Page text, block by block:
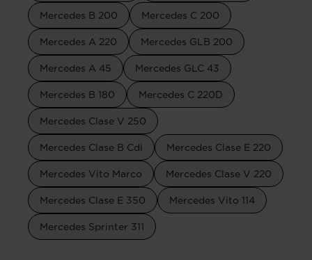
Mercedes B 200 Mercedes C 200
Mercedes A 220 Mercedes GLB 200
Mercedes A 45 Mercedes GLC 43
Mercedes B 180 Mercedes C 220D
Mercedes Clase V 250
Mercedes Clase B Cdi Mercedes Clase E 220
Mercedes Vito Marco Mercedes Clase V 220
Mercedes Clase E 350 Mercedes Vito 114
Mercedes Sprinter 311